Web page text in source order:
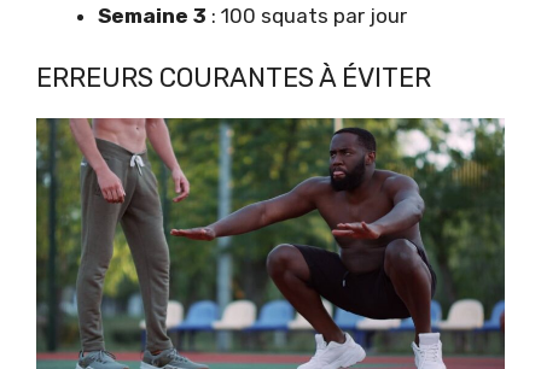
Semaine 3 : 100 squats par jour
ERREURS COURANTES À ÉVITER